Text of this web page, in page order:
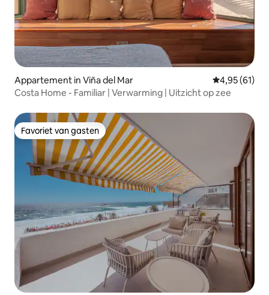
Appartement in Viña del Mar Gemiddelde
4,95 (61)
Costa Home - Familiar | Verwarming | Uitzicht op zee
Favoriet van gasten
Favoriet van gasten